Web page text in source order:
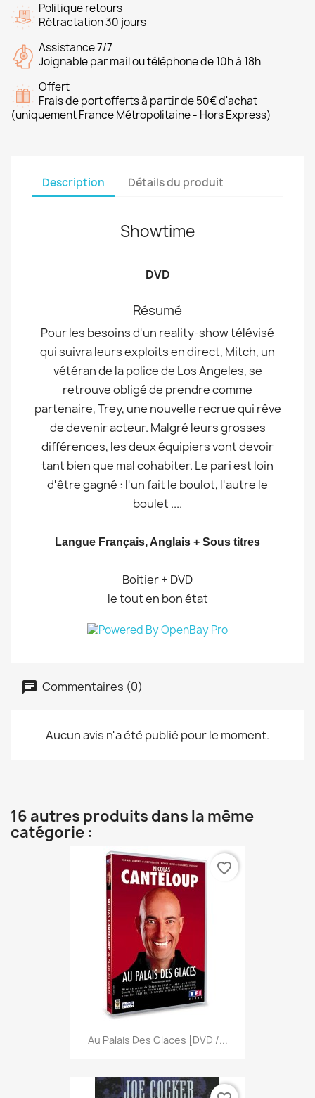
Politique retours
Rétractation 30 jours
Assistance 7/7
Joignable par mail ou téléphone de 10h à 18h
Offert
Frais de port offerts à partir de 50€ d'achat
(uniquement France Métropolitaine - Hors Express)
Description Détails du produit
Showtime
DVD
Résumé
Pour les besoins d'un reality-show télévisé
qui suivra leurs exploits en direct, Mitch, un
vétéran de la police de Los Angeles, se
retrouve obligé de prendre comme
partenaire, Trey, une nouvelle recrue qui rêve
de devenir acteur. Malgré leurs grosses
différences, les deux équipiers vont devoir
tant bien que mal cohabiter. Le pari est loin
d'être gagné : l'un fait le boulot, l'autre le
boulet ....
Langue Français, Anglais + Sous titres
Boitier + DVD
le tout en bon état
Commentaires (0)
Aucun avis n'a été publié pour le moment.
16 autres produits dans la même
catégorie :
Au Palais Des Glaces [DVD /...
favorite_border